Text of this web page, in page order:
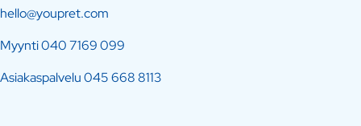
hello@youpret.com
Myynti040 7169 099
Asiakaspalvelu045 668 8113